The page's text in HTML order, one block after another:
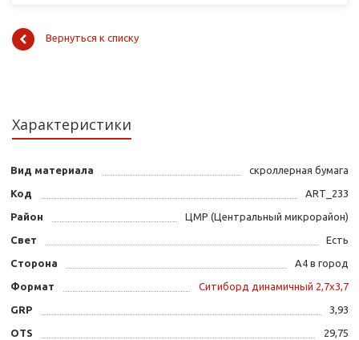
Вернуться к списку
Характеристики
Вид материала скроллерная бумага
Код ART_233
Район ЦМР (Центральный микрорайон)
Свет Есть
Сторона А4 в город
Формат Ситиборд динамичный 2,7х3,7
GRP 3,93
OTS 29,75